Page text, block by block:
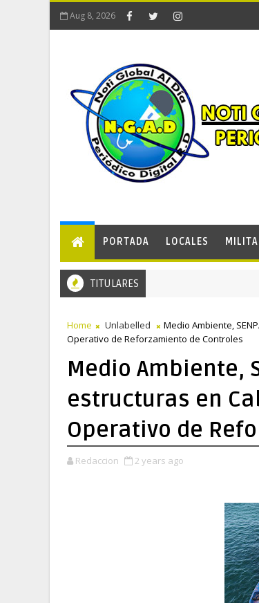
Aug 8, 2026
PORTADA LOCALES
TITULARES
Home Unlabelled
Medio Ambiente,
Operativo de Reforzamiento de Controles
Medio Ambiente,
estructuras en
Operativo de
Redaccion 2 years ago